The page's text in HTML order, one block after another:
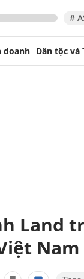
#
doanh Dân tộc và
Land
Nam